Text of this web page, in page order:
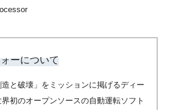
ーについて
と破壊」をミッションに掲げるディー
初のオープンソースの自動運転ソフト